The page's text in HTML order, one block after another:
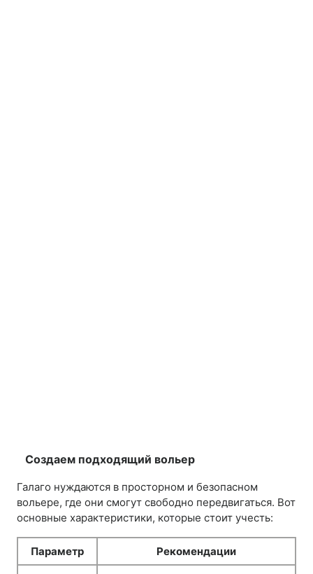
Создаем подходящий вольер
Галаго нуждаются в просторном и безопасном
вольере, где они смогут свободно передвигаться. Вот
основные характеристики, которые стоит учесть:
Параметр Рекомендации